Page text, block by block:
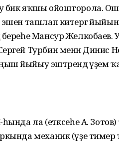
яҡшы ойошторола.
ташлап китергә
береһе Мансур
Турбин менән
йыйыу эштәрендә әүҙем
ла (етәксеһе А.
механик (үҙе